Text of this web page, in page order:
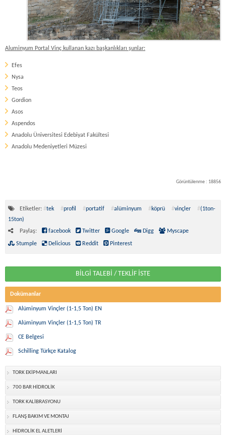
Aluminyum Portal Vinç kullanan kazı başkanlıkları şunlar:
Efes
Nysa
Teos
Gordion
Asos
Aspendos
Anadolu Üniversitesi Edebiyat Fakültesi
Anadolu Medeniyetleri Müzesi
Görüntülenme : 18856
Etiketler: #tek #profil #portatif #alüminyum #köprü #vinçler #(1ton-
15ton)
Paylaş:
facebook Twitter Google Digg Myscape
Stumple Delicious Reddit Pinterest
BİLGİ TALEBİ / TEKLİF İSTE
Dokümanlar
Alüminyum Vinçler (1-1,5 Ton) EN
Alüminyum Vinçler (1-1,5 Ton) TR
CE Belgesi
Schilling Türkçe Katalog
TORK EKİPMANLARI
700 BAR HİDROLİK
TORK KALİBRASYONU
FLANŞ BAKIM VE MONTAJ
HİDROLİK EL ALETLERİ